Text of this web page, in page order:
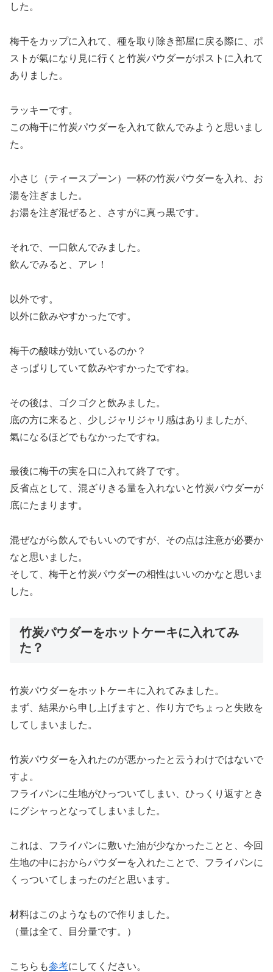
した。
梅干をカップに入れて、種を取り除き部屋に戻る際に、ポ
ストが氣になり見に行くと竹炭パウダーがポストに入れて
ありました。
ラッキーです。
この梅干に竹炭パウダーを入れて飲んでみようと思いまし
た。
小さじ（ティースプーン）一杯の竹炭パウダーを入れ、お
湯を注ぎました。
お湯を注ぎ混ぜると、さすがに真っ黒です。
それで、一口飲んでみました。
飲んでみると、アレ！
以外です。
以外に飲みやすかったです。
梅干の酸味が効いているのか？
さっぱりしていて飲みやすかったですね。
その後は、ゴクゴクと飲みました。
底の方に来ると、少しジャリジャリ感はありましたが、
氣になるほどでもなかったですね。
最後に梅干の実を口に入れて終了です。
反省点として、混ざりきる量を入れないと竹炭パウダーが
底にたまります。
混ぜながら飲んでもいいのですが、その点は注意が必要か
なと思いました。
そして、梅干と竹炭パウダーの相性はいいのかなと思いま
した。
竹炭パウダーをホットケーキに入れてみ
た？
竹炭パウダーをホットケーキに入れてみました。
まず、結果から申し上げますと、作り方でちょっと失敗を
してしまいました。
竹炭パウダーを入れたのが悪かったと云うわけではないで
すよ。
フライパンに生地がひっついてしまい、ひっくり返すとき
にグシャっとなってしまいました。
これは、フライパンに敷いた油が少なかったことと、今回
生地の中におからパウダーを入れたことで、フライパンに
くっついてしまったのだと思います。
材料はこのようなもので作りました。
（量は全て、目分量です。）
こちらも参考にしてください。